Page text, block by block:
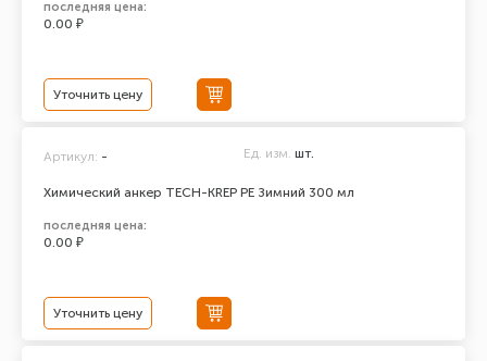
последняя цена:
0.00 ₽
Уточнить цену
Химический анкер TECH-KREP PE Зимний 300 мл
Артикул: - Ед. изм. шт.
последняя цена:
0.00 ₽
Уточнить цену